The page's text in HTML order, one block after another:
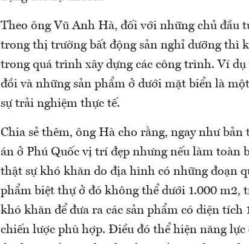
Theo ông Vũ Anh Hà, đối với những chủ đầu
trong thị trường bất động sản nghỉ dưỡng thì
trong quá trình xây dựng các công trình. Ví
đồi và những sản phẩm ở dưới mặt biển là
sự trải nghiệm thực tế.
Chia sẻ thêm, ông Hà cho rằng, ngay như
án ở Phú Quốc vị trí đẹp nhưng nếu làm toàn
thật sự khó khăn do địa hình có những đoạn
phẩm biệt thự ở đó không thể dưới 1.000 m2,
khó khăn để đưa ra các sản phẩm có diện
chiến lược phù hợp. Điều đó thể hiện năng lực